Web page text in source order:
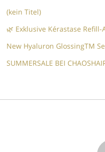
(kein Titel)
🌿 Exklusive Kérastase Refill-
New Hyaluron GlossingTM​
SUMMERSALE BEI